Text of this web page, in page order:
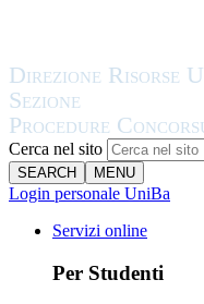
Cerca nel sito
SEARCH MENU
Login personale UniBa
Servizi online
Per Studenti